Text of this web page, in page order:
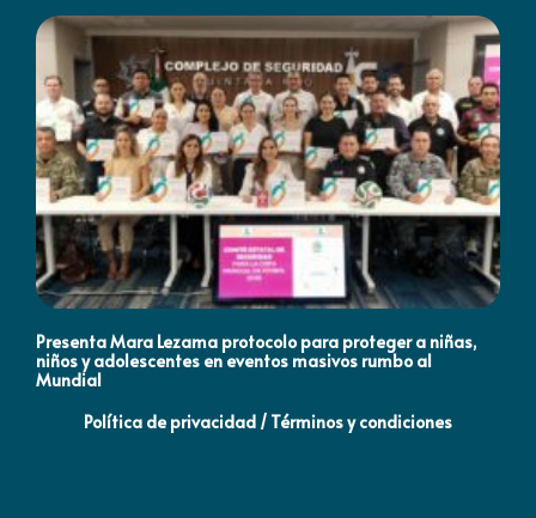
Presenta Mara Lezama protocolo para proteger a niñas,
niños y adolescentes en eventos masivos rumbo al
Mundial
Política de privacidad / Términos y condiciones